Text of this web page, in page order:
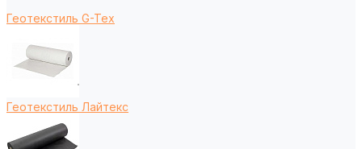
Геотекстиль G-Tex
Геотекстиль Лайтекс